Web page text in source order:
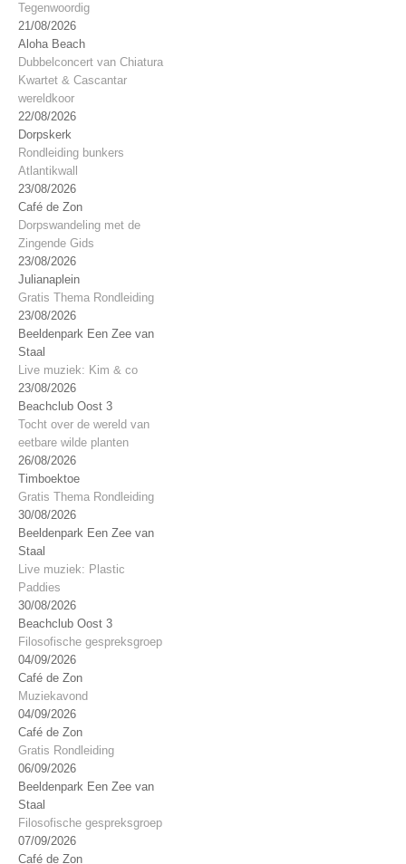
Tegenwoordig
21/08/2026
Aloha Beach
Dubbelconcert van Chiatura
Kwartet & Cascantar
wereldkoor
22/08/2026
Dorpskerk
Rondleiding bunkers
Atlantikwall
23/08/2026
Café de Zon
Dorpswandeling met de
Zingende Gids
23/08/2026
Julianaplein
Gratis Thema Rondleiding
23/08/2026
Beeldenpark Een Zee van
Staal
Live muziek: Kim & co
23/08/2026
Beachclub Oost 3
Tocht over de wereld van
eetbare wilde planten
26/08/2026
Timboektoe
Gratis Thema Rondleiding
30/08/2026
Beeldenpark Een Zee van
Staal
Live muziek: Plastic
Paddies
30/08/2026
Beachclub Oost 3
Filosofische gespreksgroep
04/09/2026
Café de Zon
Muziekavond
04/09/2026
Café de Zon
Gratis Rondleiding
06/09/2026
Beeldenpark Een Zee van
Staal
Filosofische gespreksgroep
07/09/2026
Café de Zon